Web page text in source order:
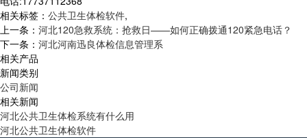
相关标签： 公共卫生体检软件,
上一条： 河北120急救系统：抢救日——如何正确拨通120紧急电话？
下一条： 河北河南迅良体检信息管理系
相关产品
新闻类别
公司新闻
相关新闻
河北公共卫生体检系统有什么用
河北公共卫生体检软件